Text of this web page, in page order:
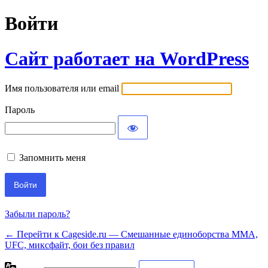
Войти
Сайт работает на WordPress
Имя пользователя или email
Пароль
Запомнить меня
Забыли пароль?
← Перейти к Cageside.ru — Смешанные единоборства MMA,
UFC, миксфайт, бои без правил